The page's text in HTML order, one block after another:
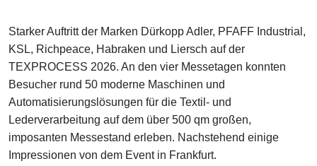
Starker Auftritt der Marken Dürkopp Adler, PFAFF Industrial,
KSL, Richpeace, Habraken und Liersch auf der
TEXPROCESS 2026. An den vier Messetagen konnten
Besucher rund 50 moderne Maschinen und
Automatisierungslösungen für die Textil- und
Lederverarbeitung auf dem über 500 qm großen,
imposanten Messestand erleben. Nachstehend einige
Impressionen von dem Event in Frankfurt.